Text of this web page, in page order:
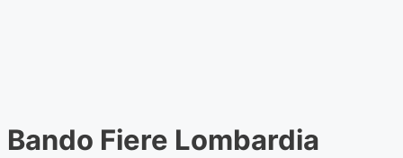
Bando Fiere Lombardia